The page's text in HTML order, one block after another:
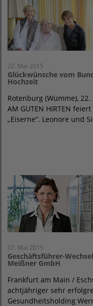
22. Mai 2015
Glückwünsche vom
Hochzeit
Rotenburg (Wümme), 22.
AM GUTEN HIRTEN
„Eiserne“. Leonore und
07. Mai 2015
Geschäftsführer-
Meißner GmbH
Frankfurt am Main /
achtjähriger sehr
Gesundheitsholding